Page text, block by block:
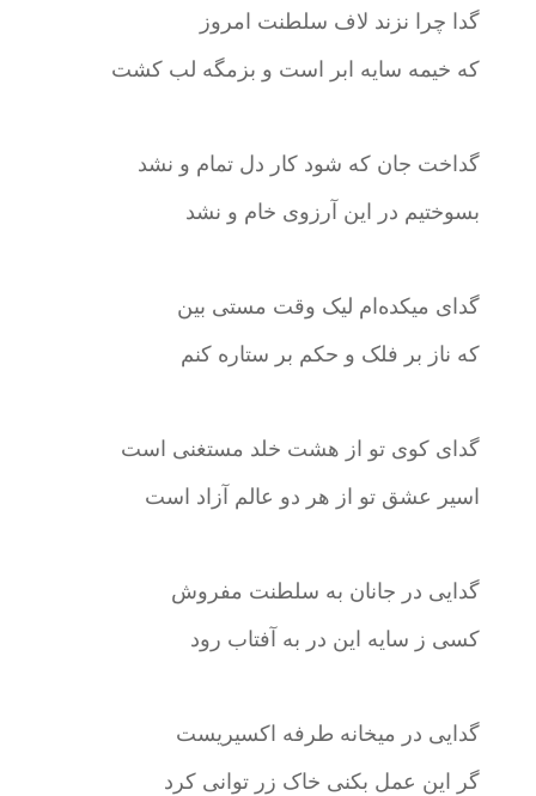
گدا چرا نزند لاف سلطنت امروز
که خیمه سایه ابر است و بزمگه لب کشت
گداخت جان که شود کار دل تمام و نشد
بسوختیم در این آرزوی خام و نشد
گدای میکده‌ام لیک وقت مستی بین
که ناز بر فلک و حکم بر ستاره کنم
گدای کوی تو از هشت خلد مستغنی است
اسیر عشق تو از هر دو عالم آزاد است
گدایی در جانان به سلطنت مفروش
کسی ز سایه این در به آفتاب رود
گدایی در میخانه طرفه اکسیریست
گر این عمل بکنی خاک زر توانی کرد